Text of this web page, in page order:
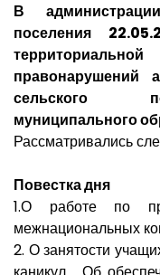
В
поселения
правонарушений
сельского
муниципального
Рассматривались
Повестка дня
1.О работе по
межнациональных
2. О занятости